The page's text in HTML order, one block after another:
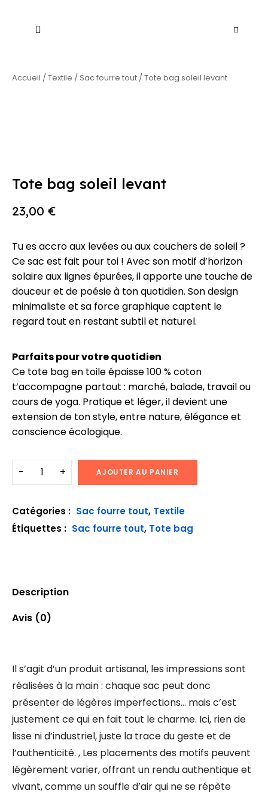
Accueil /Textile / Sac fourre tout / Tote bag soleil levant
Tote bag soleil levant
23,00 €
Tu es accro aux levées ou aux couchers de soleil ?
Ce sac est fait pour toi ! Avec son motif d’horizon
solaire aux lignes épurées, il apporte une touche de
douceur et de poésie à ton quotidien. Son design
minimaliste et sa force graphique captent le
regard tout en restant subtil et naturel.
Parfaits pour votre quotidien
Ce tote bag en toile épaisse 100 % coton
t’accompagne partout : marché, balade, travail ou
cours de yoga. Pratique et léger, il devient une
extension de ton style, entre nature, élégance et
conscience écologique.
AJOUTER AU PANIER
Catégories : Sac fourre tout, Textile
Étiquettes : Sac fourre tout, Tote bag
Description
Avis (0)
Il s’agit d’un produit artisanal, les impressions sont
réalisées à la main : chaque sac peut donc
présenter de légères imperfections… mais c’est
justement ce qui en fait tout le charme. Ici, rien de
lisse ni d’industriel, juste la trace du geste et de
l’authenticité. , Les placements des motifs peuvent
légèrement varier, offrant un rendu authentique et
vivant, comme un souffle d’air qui ne se répète